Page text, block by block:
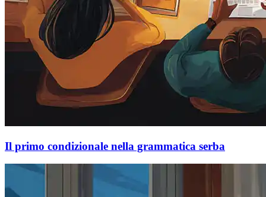
Il primo condizionale nella grammatica serba